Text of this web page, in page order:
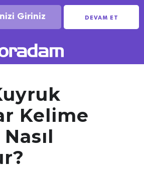
DEVAM ET
Kelime